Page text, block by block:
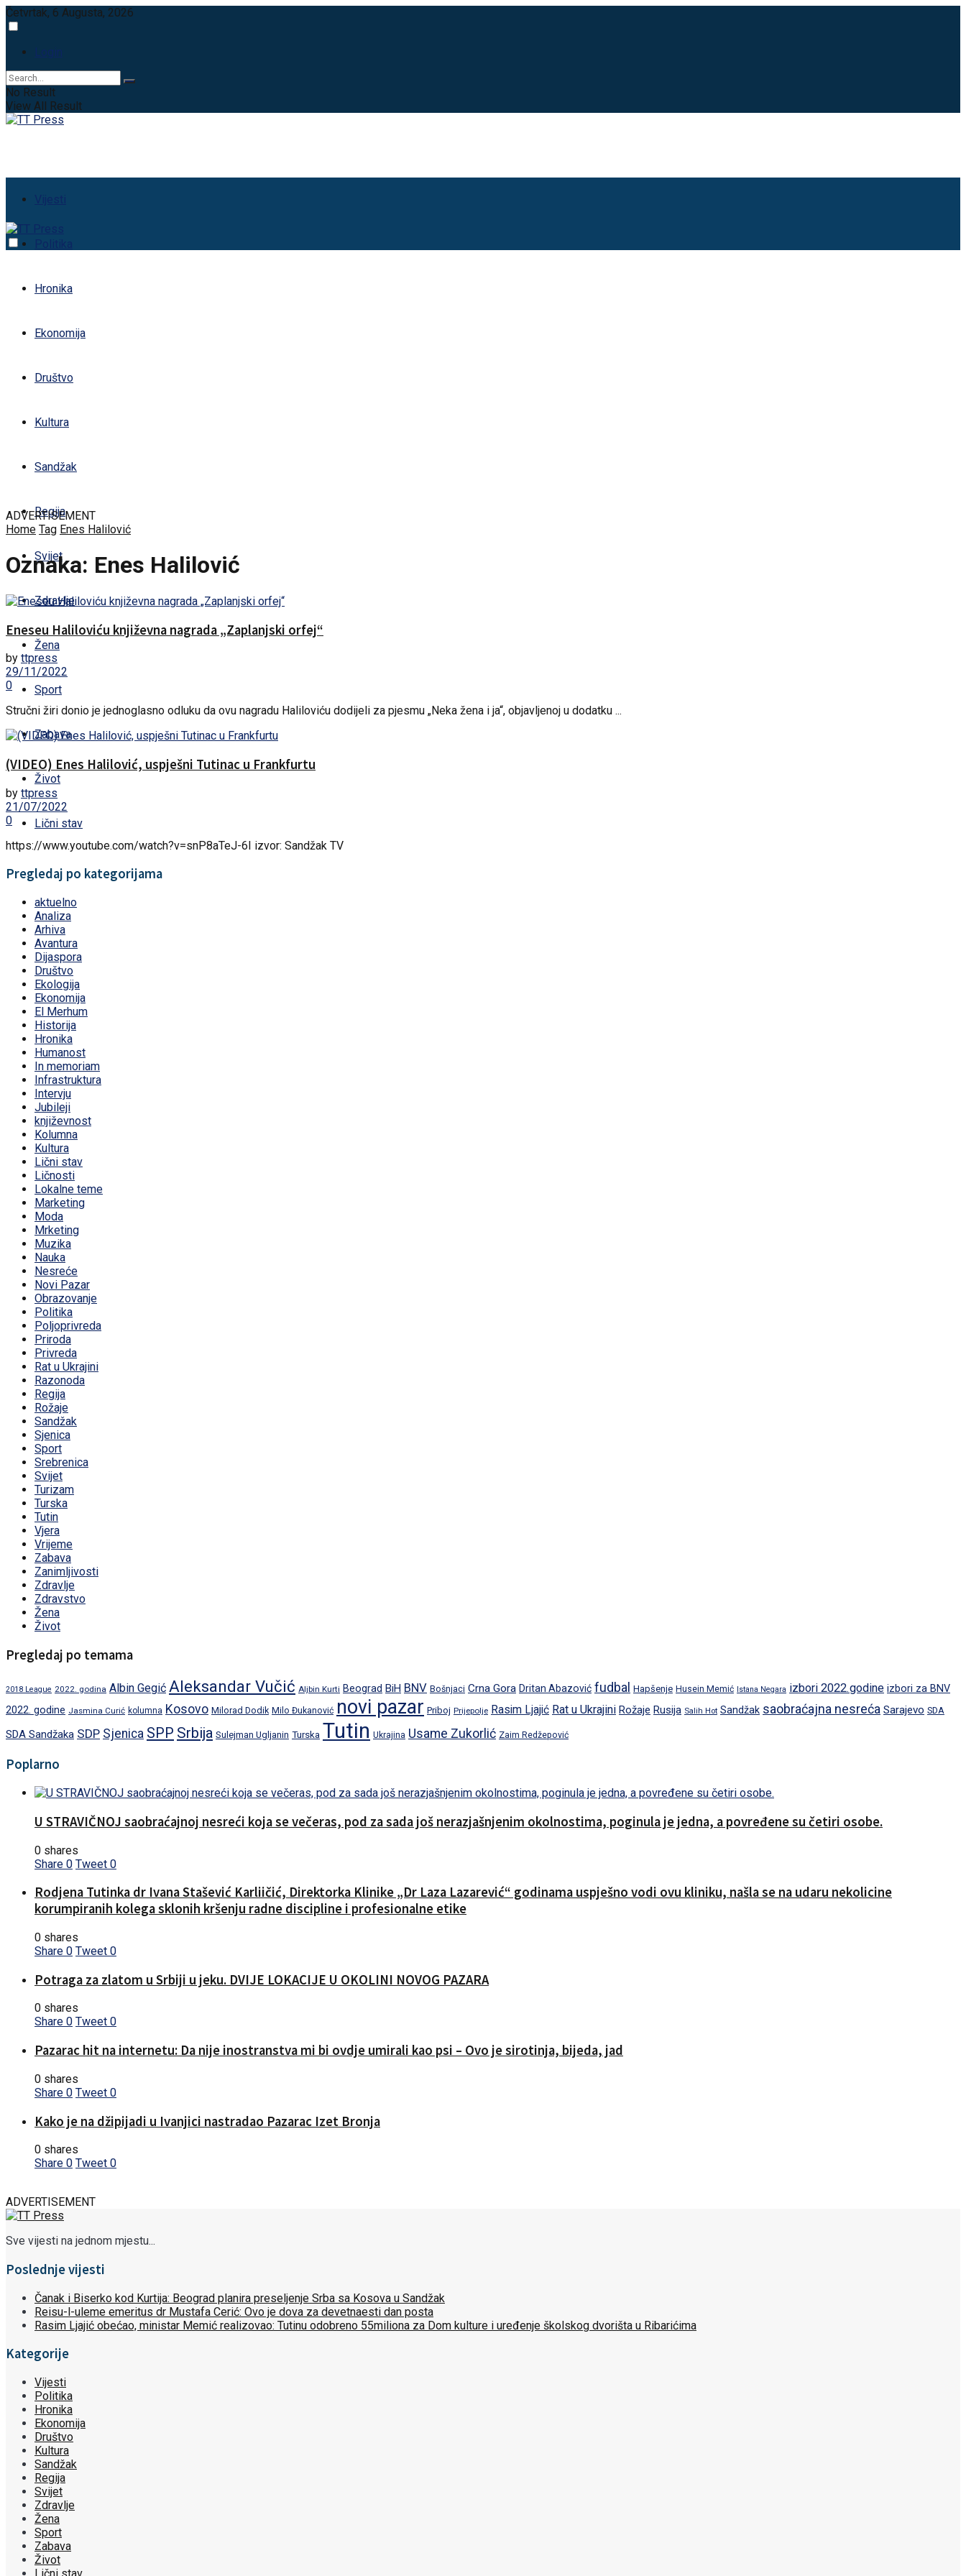
Četvrtak, 6 Augusta, 2026
Login
No Result
View All Result
Vijesti
Politika
Hronika
Ekonomija
Društvo
Kultura
Sandžak
Regija
Svijet
Zdravlje
Žena
Sport
Zabava
Život
Lični stav
ADVERTISEMENT
Home Tag Enes Halilović
Oznaka: Enes Halilović
Eneseu Haliloviću književna nagrada „Zaplanjski orfej“
by ttpress
29/11/2022
0
Stručni žiri donio je jednoglasno odluku da ovu nagradu Haliloviću dodijeli za pjesmu „Neka žena i ja“, objavljenoj u dodatku ...
(VIDEO) Enes Halilović, uspješni Tutinac u Frankfurtu
by ttpress
21/07/2022
0
https://www.youtube.com/watch?v=snP8aTeJ-6I izvor: Sandžak TV
Pregledaj po kategorijama
aktuelno
Analiza
Arhiva
Avantura
Dijaspora
Društvo
Ekologija
Ekonomija
El Merhum
Historija
Hronika
Humanost
In memoriam
Infrastruktura
Intervju
Jubileji
književnost
Kolumna
Kultura
Lični stav
Ličnosti
Lokalne teme
Marketing
Moda
Mrketing
Muzika
Nauka
Nesreće
Novi Pazar
Obrazovanje
Politika
Poljoprivreda
Priroda
Privreda
Rat u Ukrajini
Razonoda
Regija
Rožaje
Sandžak
Sjenica
Sport
Srebrenica
Svijet
Turizam
Turska
Tutin
Vjera
Vrijeme
Zabava
Zanimljivosti
Zdravlje
Zdravstvo
Žena
Život
Pregledaj po temama
2018 League 2022. godina Albin Gegić Aleksandar Vučić Aljbin Kurti Beograd BiH BNV Bošnjaci Crna Gora Dritan Abazović fudbal Hapšenje Husein Memić Istana Negara izbori 2022.godine izbori za BNV
2022. godine Jasmina Curić kolumna Kosovo Milorad Dodik Milo Đukanović novi pazar Priboj Prijepolje Rasim Ljajić Rat u Ukrajini Rožaje Rusija Salih Hot Sandžak saobraćajna nesreća Sarajevo SDA
SDA Sandžaka SDP Sjenica SPP Srbija Sulejman Ugljanin Turska Tutin Ukrajina Usame Zukorlić Zaim Redžepović
Poplarno
U STRAVIČNOJ saobraćajnoj nesreći koja se večeras, pod za sada još nerazjašnjenim okolnostima, poginula je jedna, a povređene su četiri osobe.
0 shares
Share 0 Tweet 0
Rodjena Tutinka dr Ivana Stašević Karliičić, Direktorka Klinike „Dr Laza Lazarević“ godinama uspješno vodi ovu kliniku, našla se na udaru nekolicine
korumpiranih kolega sklonih kršenju radne discipline i profesionalne etike
0 shares
Share 0 Tweet 0
Potraga za zlatom u Srbiji u jeku. DVIJE LOKACIJE U OKOLINI NOVOG PAZARA
0 shares
Share 0 Tweet 0
Pazarac hit na internetu: Da nije inostranstva mi bi ovdje umirali kao psi – Ovo je sirotinja, bijeda, jad
0 shares
Share 0 Tweet 0
Kako je na džipijadi u Ivanjici nastradao Pazarac Izet Bronja
0 shares
Share 0 Tweet 0
ADVERTISEMENT
Sve vijesti na jednom mjestu...
Poslednje vijesti
Čanak i Biserko kod Kurtija: Beograd planira preseljenje Srba sa Kosova u Sandžak
Reisu-l-uleme emeritus dr Mustafa Cerić: Ovo je dova za devetnaesti dan posta
Rasim Ljajić obećao, ministar Memić realizovao: Tutinu odobreno 55miliona za Dom kulture i uređenje školskog dvorišta u Ribarićima
Kategorije
Vijesti
Politika
Hronika
Ekonomija
Društvo
Kultura
Sandžak
Regija
Svijet
Zdravlje
Žena
Sport
Zabava
Život